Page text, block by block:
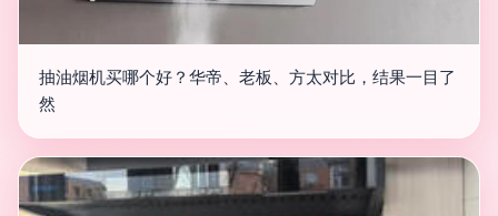
抽油烟机买哪个好？华帝、老板、方太对比，结果一目了
然